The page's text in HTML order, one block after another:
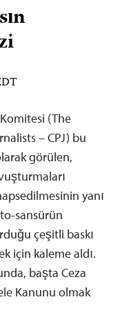
(The
– CPJ) bu
görülen,
yanı
sansürün
çeşitli baskı
için kaleme aldı.
başta Ceza
Kanunu olmak